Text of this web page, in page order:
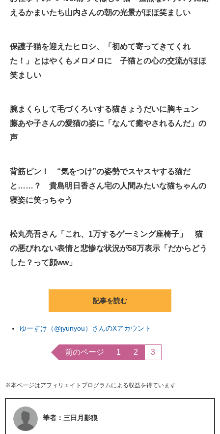
えるかまいたち山内さんの朝の光景がほほ笑ましい
保護子猫を迎えたヒロシ、「初めて寄ってきてくれ
た！」とはやくもメロメロに 子猫との心の交流がほほ
笑ましい
腕まくらして毛づくろいする猫きょうだいに胸キュン
藤あや子さんの愛猫の姿に「なんて癒やされるんだ」の
声
背筋ピン！ “気をつけ”の姿勢でスヤスヤする猫だ
と……？ 貴島明日香さん宅の人間みたいな猫ちゃんの
寝姿に笑っちゃう
松丸亮吾さん「これ、1万するゲーミング座椅子」 猫
の悪びれない表情と悲惨な状況が58万表示「だからどう
した？って顔ww」
記事を読む
ゆーすけ（@jyunyou）さんのXアカウント
前のページ 1 2 3
※本ページはアフィリエイトプログラムによる収益を得ています
筆者：三日月影狼